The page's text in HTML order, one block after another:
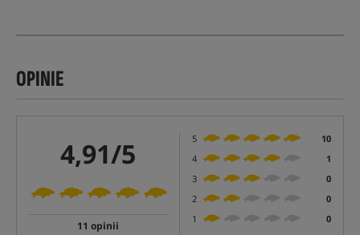
OPINIE
4,91/5
11 opinii
5
10
4
1
3
0
2
0
1
0